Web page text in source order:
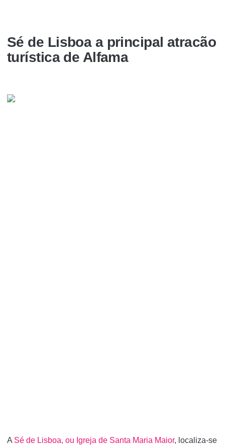
Sé de Lisboa a principal atracão
turística de Alfama
A Sé de Lisboa, ou Igreja de Santa Maria Maior, localiza-se